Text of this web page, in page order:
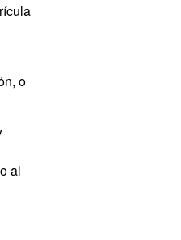
o
al